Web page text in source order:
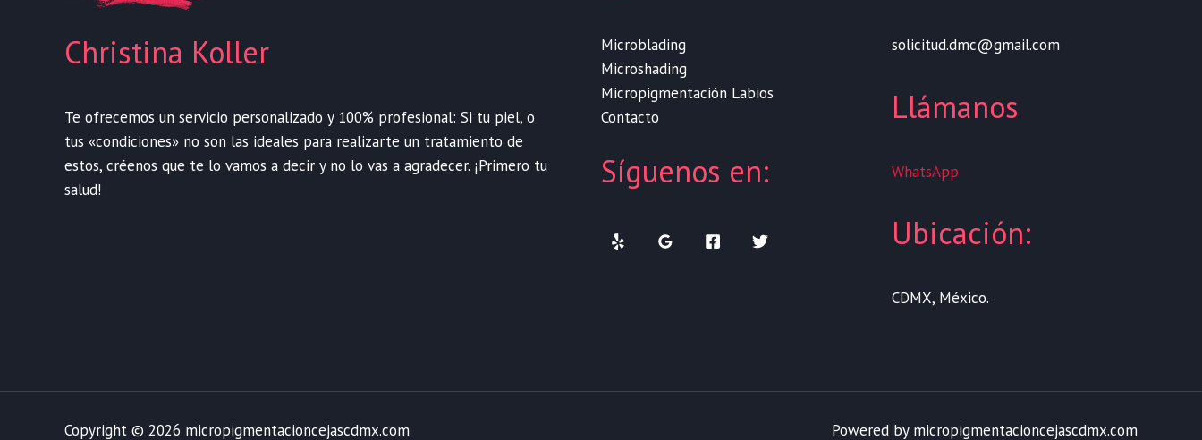
Christina Koller
Te ofrecemos un servicio personalizado y 100% profesional: Si tu piel, o
tus «condiciones» no son las ideales para realizarte un tratamiento de
estos, créenos que te lo vamos a decir y no lo vas a agradecer. ¡Primero tu
salud!
Microblading
Microshading
Micropigmentación Labios
Contacto
Síguenos en:
solicitud.dmc@gmail.com
Llámanos
WhatsApp
Ubicación:
CDMX, México.
Copyright © 2026 micropigmentacioncejascdmx.com Powered by micropigmentacioncejascdmx.com